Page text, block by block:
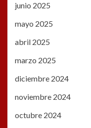
junio 2025
mayo 2025
abril 2025
marzo 2025
diciembre 2024
noviembre 2024
octubre 2024